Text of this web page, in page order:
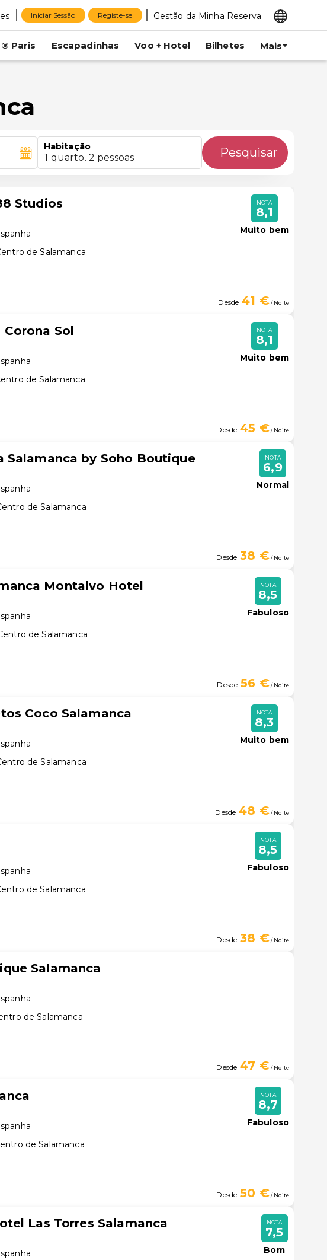
Iniciar Sessão Registe-se Gestão da Minha Reserva
Paris Escapadinhas Voo + Hotel Bilhetes Mais
Habitação
1 quarto. 2 pessoas Pesquisar
Studios
de Salamanca
NOTA
8,1
Muito bem
Desde 41 €/ Noite
Corona Sol
de Salamanca
NOTA
8,1
Muito bem
Desde 45 €/ Noite
Salamanca by Soho Boutique
de Salamanca
NOTA
6,9
Normal
Desde 38 €/ Noite
Montalvo Hotel
de Salamanca
NOTA
8,5
Fabuloso
Desde 56 €/ Noite
Coco Salamanca
de Salamanca
NOTA
8,3
Muito bem
Desde 48 €/ Noite
de Salamanca
NOTA
8,5
Fabuloso
Desde 38 €/ Noite
Salamanca
de Salamanca
Desde 47 €/ Noite
de Salamanca
NOTA
8,7
Fabuloso
Desde 50 €/ Noite
Las Torres Salamanca NOTA
7,5
Bom